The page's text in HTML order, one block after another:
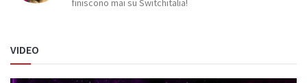
finiscono mai su Switchitalia!
VIDEO